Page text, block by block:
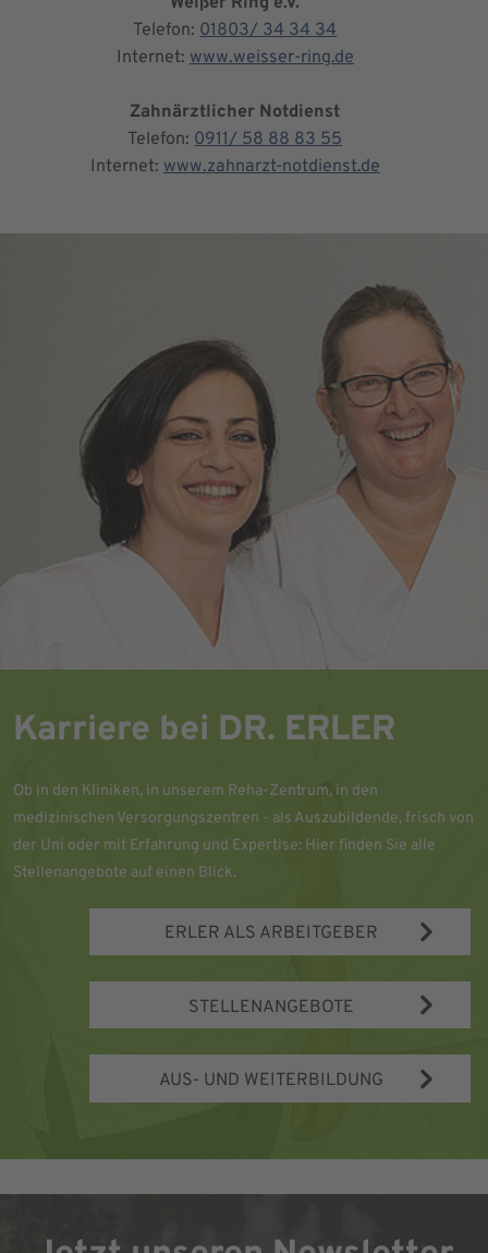
Telefon: 01803/ 34 34 34
Internet: www.weisser-ring.de
Zahnärztlicher Notdienst
Telefon: 0911/ 58 88 83 55
Internet: www.zahnarzt-notdienst.de
Karriere bei DR. ERLER
Ob in den Kliniken, in unserem Reha-Zentrum, in den
medizinischen Versorgungszentren - als Auszubildende, frisch von
der Uni oder mit Erfahrung und Expertise: Hier finden Sie alle
Stellenangebote auf einen Blick.
ERLER ALS ARBEITGEBER
STELLENANGEBOTE
AUS- UND WEITERBILDUNG